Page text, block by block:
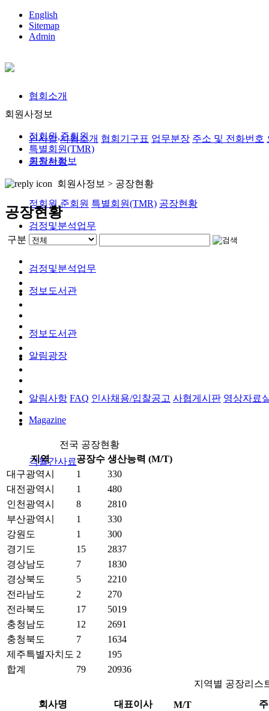
English
Sitemap
Admin
협회소개
인사말 사협소개 협회기구표 업무분장 주소 및 전화번호
회원사정보
정회원,준회원 특별회원(TMR) 공장현황
검정및분석업무
검정및분석업무
정보도서관
정보도서관
알림광장
알림사항 FAQ 인사채용/입찰공고 사협게시판 영상자료
Magazine
격월간사료
회원사정보
정회원,준회원
특별회원(TMR)
공장현황
회원사정보 > 공장현황
공장현황
구분
전국 공장현황
지역
공장수 생산능력 (M/T)
대구광역시
1
330
대전광역시
1
480
인천광역시
8
2810
부산광역시
1
330
강원도
1
300
경기도
15
2837
경상남도
7
1830
경상북도
5
2210
전라남도
2
270
전라북도
17
5019
충청남도
12
2691
충청북도
7
1634
제주특별자치도 2
195
합계
79
20936
지역별 공장리스
회사명
대표이사 M/T